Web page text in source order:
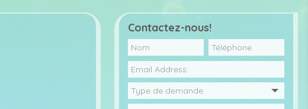
Contactez-nous!